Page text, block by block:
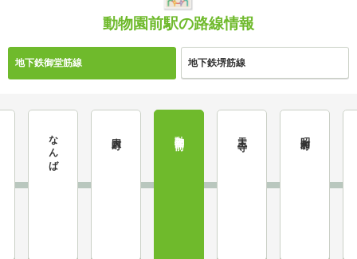
動物園前駅の路線情報
地下鉄御堂筋線 地下鉄堺筋線
なんば